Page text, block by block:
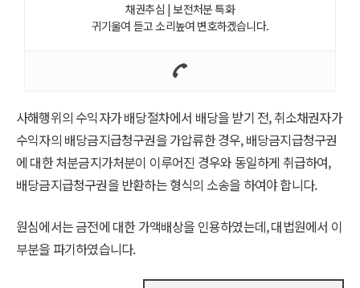
채권추심 | 보전처분 특화
귀기울여 듣고 소리높여 변호하겠습니다.
사해행위의 수익자가 배당절차에서 배당을 받기 전, 취소채권자가
수익자의 배당금지급청구권을 가압류한 경우, 배당금지급청구권
에 대한 처분금지가처분이 이루어진 경우와 동일하게 취급하여,
배당금지급청구권을 반환하는 형식의 소송을 하여야 합니다.
원심에서는 금전에 대한 가액배상을 인용하였는데, 대법원에서 이
부분을 파기하였습니다.